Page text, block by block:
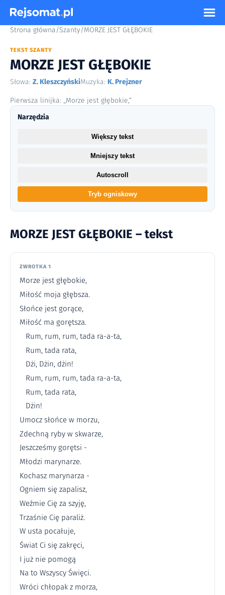
Strona główna/Szanty/MORZE JEST GŁĘBOKIE
TEKST SZANTY
MORZE JEST GŁĘBOKIE
Słowa: Z. KleszczyńskiMuzyka: K. Prejzner
Pierwsza linijka: „Morze jest głębokie,”
MORZE JEST GŁĘBOKIE – tekst
ZWROTKA 1
Morze jest głębokie,
Miłość moja głębsza.
Słońce jest gorące,
Miłość ma gorętsza.
Rum, rum, rum, tada ra-a-ta,
Rum, tada rata,
Dżi, Dżin, dżin!
Rum, rum, rum, tada ra-a-ta,
Rum, tada rata,
Dżin!
Umocz słońce w morzu,
Zdechną ryby w skwarze,
Jeszcześmy gorętsi -
Młodzi marynarze.
Kochasz marynarza -
Ogniem się zapalisz,
Weźmie Cię za szyję,
Trzaśnie Cię paraliż.
W usta pocałuje,
Świat Ci się zakręci,
I już nie pomogą
Na to Wszyscy Święci.
Wróci chłopak z morza,
Narzędzia
Większy tekst
Mniejszy tekst
Autoscroll
Tryb ogniskowy